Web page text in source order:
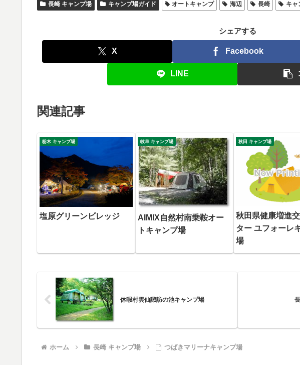
長崎 キャンプ場 キャンプ場ガイド オートキャンプ 海辺 長崎 キャ
シェアする
X Facebook
LINE
関連記事
栃木 キャンプ場
塩原グリーンビレッジ
岐阜 キャンプ場
AIMIX自然村南乗鞍オー
トキャンプ場
秋田 キャンプ場
秋田県健康増進
ター ユフォーレ
場
休暇村雲仙諏訪の池キャンプ場
ホーム 長崎 キャンプ場 つばきマリーナキャンプ場